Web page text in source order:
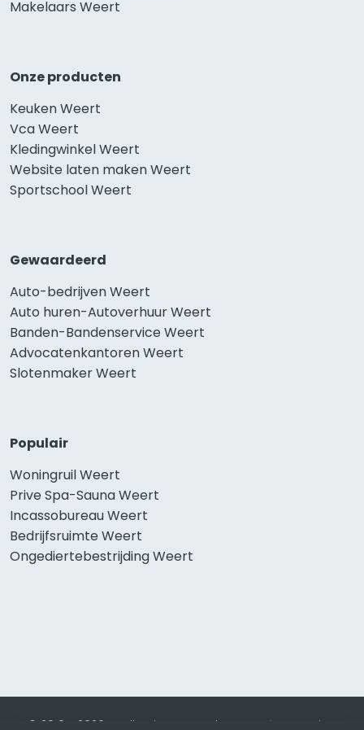
Makelaars Weert
Onze producten
Keuken Weert
Vca Weert
Kledingwinkel Weert
Website laten maken Weert
Sportschool Weert
Gewaardeerd
Auto-bedrijven Weert
Auto huren-Autoverhuur Weert
Banden-Bandenservice Weert
Advocatenkantoren Weert
Slotenmaker Weert
Populair
Woningruil Weert
Prive Spa-Sauna Weert
Incassobureau Weert
Bedrijfsruimte Weert
Ongediertebestrijding Weert
© 2019 - 2026 Realisatie en SEO door SEO-bureau Lion